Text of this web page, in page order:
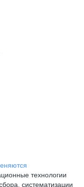
технологии
систематизации